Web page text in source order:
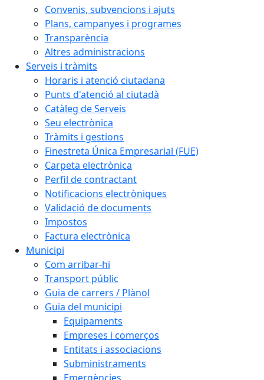
Convenis, subvencions i ajuts
Plans, campanyes i programes
Transparència
Altres administracions
Serveis i tràmits
Horaris i atenció ciutadana
Punts d'atenció al ciutadà
Catàleg de Serveis
Seu electrònica
Tràmits i gestions
Finestreta Única Empresarial (FUE)
Carpeta electrònica
Perfil de contractant
Notificacions electròniques
Validació de documents
Impostos
Factura electrònica
Municipi
Com arribar-hi
Transport públic
Guia de carrers / Plànol
Guia del municipi
Equipaments
Empreses i comerços
Entitats i associacions
Subministraments